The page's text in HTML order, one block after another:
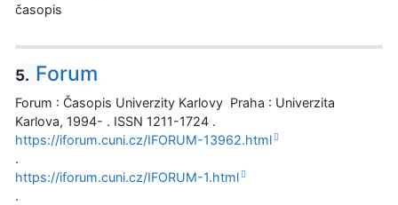
časopis
5. Forum
Forum : Časopis Univerzity Karlovy Praha : Univerzita
Karlova, 1994- . ISSN 1211-1724 .
https://iforum.cuni.cz/IFORUM-13962.html
.
https://iforum.cuni.cz/IFORUM-1.html
.